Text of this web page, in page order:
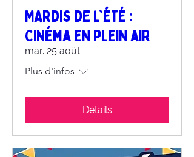
Mardis de l'été :
Cinéma en plein air
mar. 25 août
Plus d'infos
Détails